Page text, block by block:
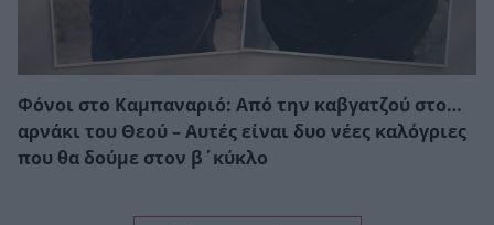
Φόνοι στο Καμπαναριό: Από την καβγατζού στο…
αρνάκι του Θεού – Αυτές είναι δυο νέες καλόγριες
που θα δούμε στον β΄κύκλο